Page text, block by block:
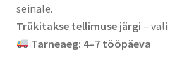
seinale.
Trükitakse tellimuse järgi – vali
Tarneaeg: 4–7 tööpäeva